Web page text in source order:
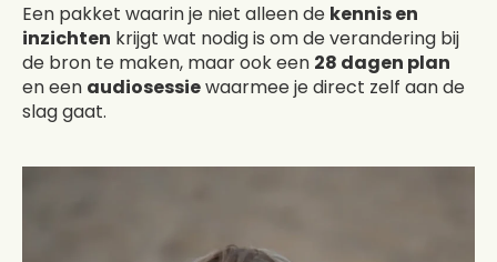
Een pakket waarin je niet alleen de kennis en
inzichten krijgt wat nodig is om de verandering bij
de bron te maken, maar ook een 28 dagen plan
en een audiosessiewaarmee je direct zelf aan de
slag gaat.